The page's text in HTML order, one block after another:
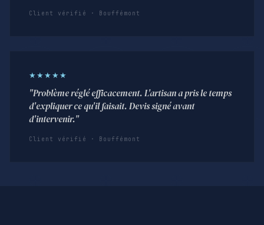
Client vérifié · Bouffémont
★★★★★
"Problème réglé efficacement. L'artisan a pris le temps
d'expliquer ce qu'il faisait. Devis signé avant
d'intervenir."
Client vérifié · Bouffémont